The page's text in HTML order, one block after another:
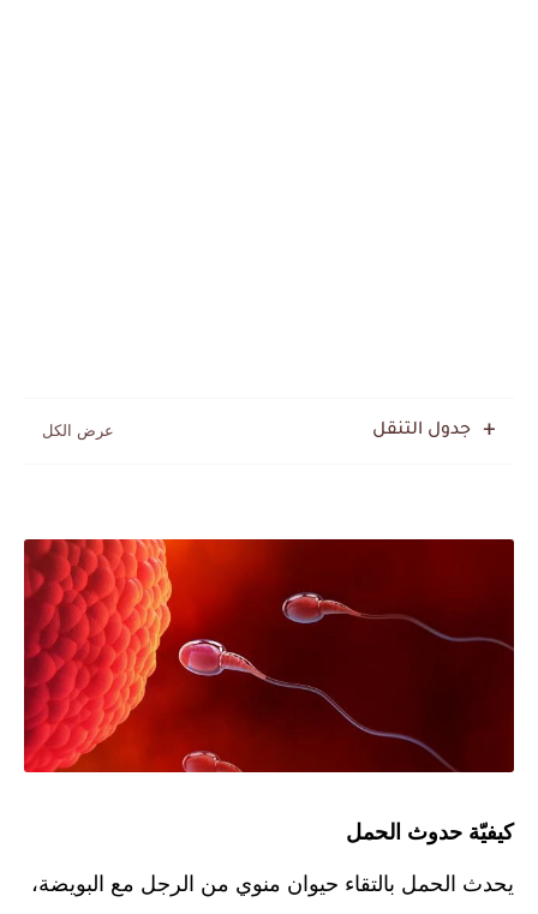
جدول التنقل
كيفيّة حدوث الحمل
يحدث الحمل بالتقاء حيوان منوي من الرجل مع البويضة،